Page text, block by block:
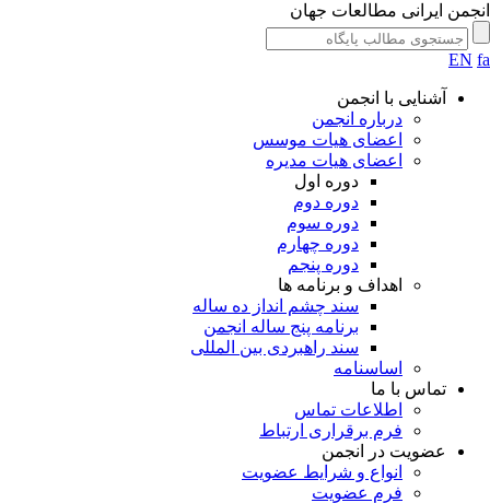
ایرانی مطالعات جهان
EN
آشنایی با انجمن
درباره انجمن
اعضای هیات موسس
اعضای هیات مدیره
دوره اول
دوره دوم
دوره سوم
دوره چهارم
دوره پنجم
اهداف و برنامه ها
سند چشم انداز ده ساله
برنامه پنج ساله انجمن
سند راهبردی بین المللی
اساسنامه
تماس با ما
اطلاعات تماس
فرم برقراری ارتباط
عضویت در انجمن
انواع و شرایط عضویت
فرم عضویت